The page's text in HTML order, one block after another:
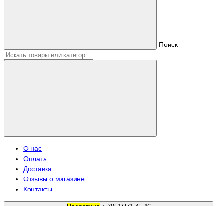
Поиск
О нас
Оплата
Доставка
Отзывы о магазине
Контакты